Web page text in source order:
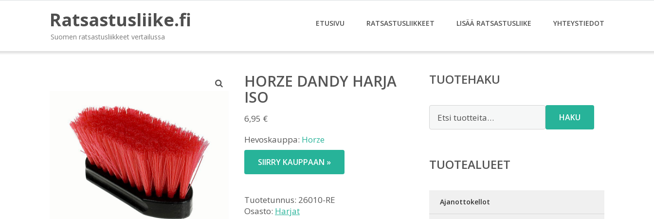
Ratsastusliike.fi
Suomen ratsastusliikkeet vertailussa
ETUSIVU RATSASTUSLIIKKEET LISÄÄ RATSASTUSLIIKE YHTEYSTIEDOT
HORZE DANDY HARJA
ISO
6,95 €
Hevoskauppa: Horze
SIIRRY KAUPPAAN »
Tuotetunnus: 26010-RE
Osasto: Harjat
TUOTEHAKU
HAKU
TUOTEALUEET
Ajanottokellot